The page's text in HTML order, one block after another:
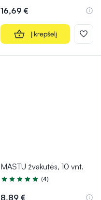
16,69 €
Į krepšelį
MASTU žvakutės, 10 vnt.
Įvertinimas 4.5 iš 5
(4)
8,89 €